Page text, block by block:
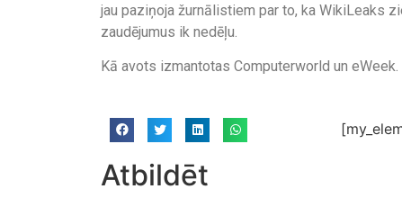
jau paziņoja žurnālistiem par to, ka WikiLeaks
zaudējumus ik nedēļu.
Kā avots izmantotas Computerworld un eWeek.
Atbildēt